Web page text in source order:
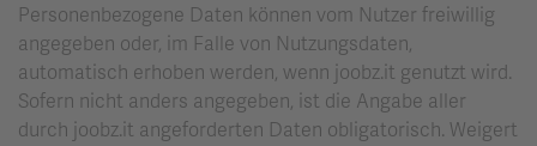
Personenbezogene Daten können vom Nutzer freiwillig
angegeben oder, im Falle von Nutzungsdaten,
automatisch erhoben werden, wenn joobz.it genutzt wird.
Sofern nicht anders angegeben, ist die Angabe aller
durch joobz.it angeforderten Daten obligatorisch. Weigert